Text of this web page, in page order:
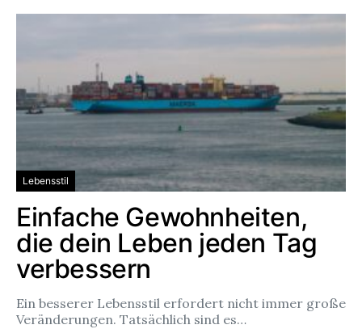
Lebensstil
Einfache Gewohnheiten,
die dein Leben jeden Tag
verbessern
Ein besserer Lebensstil erfordert nicht immer große
Veränderungen. Tatsächlich sind es…